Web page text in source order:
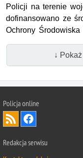
Policji na terenie
dofinansowano ze
Ochrony
↓
Policja online
Redakcja serwisu